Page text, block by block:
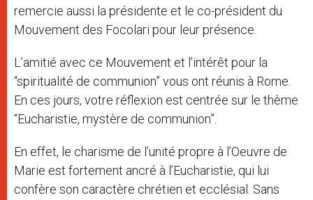
remercie aussi la présidente et le co-président du
Mouvement des Focolari pour leur présence.
L’amitié avec ce Mouvement et l’intérêt pour la
“spiritualité de communion” vous ont réunis à Rome.
En ces jours, votre réflexion est centrée sur le thème
“Eucharistie, mystère de communion”.
En effet, le charisme de l’unité propre à l’Oeuvre de
Marie est fortement ancré à l’Eucharistie, qui lui
confère son caractère chrétien et ecclésial. Sans